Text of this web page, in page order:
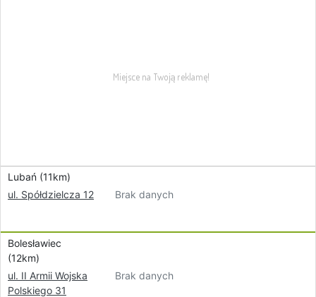
Lubań (11km)
ul. Spółdzielcza 12
Brak danych
Bolesławiec
(12km)
ul. II Armii Wojska
Polskiego 31
Brak danych